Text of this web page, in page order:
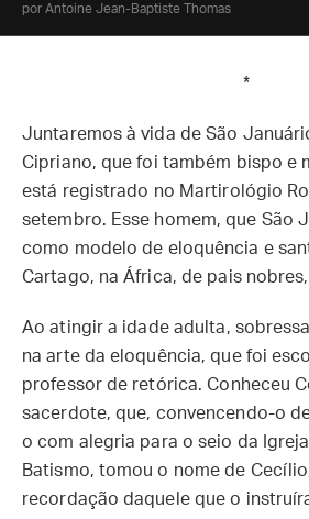
por Antoine Jean-Baptiste Thomas
*
Juntaremos à vida de São
Cipriano, que foi também bispo e
está registrado no Martirológio
setembro. Esse homem, que São
como modelo de eloquência e
Cartago, na África, de pais
Ao atingir a idade adulta,
na arte da eloquência, que foi
professor de retórica. Conheceu
sacerdote, que, convencendo-o
o com alegria para o seio da
Batismo, tomou o nome de
recordação daquele que o